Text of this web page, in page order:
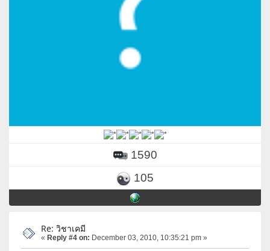
1590
105
Re: วิชาเคมี
« Reply #4 on: December 03, 2010, 10:35:21 pm »